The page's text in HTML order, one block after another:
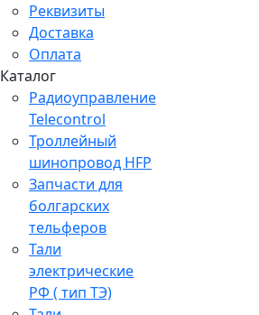
Реквизиты
Доставка
Оплата
Каталог
Радиоуправление
Telecontrol
Троллейный
шинопровод HFP
Запчасти для
болгарских
тельферов
Тали
электрические
РФ ( тип ТЭ)